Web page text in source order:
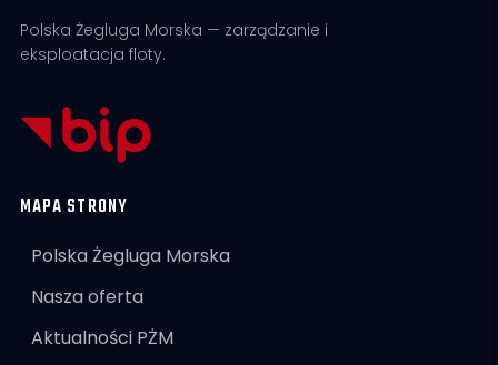
Polska Żegluga Morska — zarządzanie i
eksploatacja floty.
MAPA STRONY
Polska Żegluga Morska
Nasza oferta
Aktualności PŻM